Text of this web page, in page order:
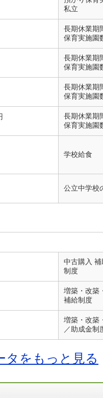
私立
長期休業期
保育実施園
長期休業期
保育実施園
長期休業期
保育実施園
長期休業期
保育実施園
学校給食
公立中学校
中古購入
制度
増築・改築
補給制度
増築・改築
／助成金制
タをもっと見る